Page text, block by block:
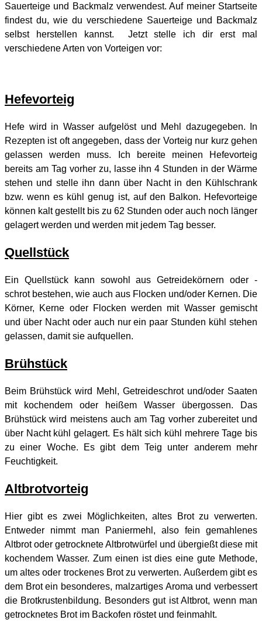
Sauerteige und Backmalz verwendest. Auf meiner Startseite
findest du, wie du verschiedene Sauerteige und Backmalz
selbst herstellen kannst. Jetzt stelle ich dir erst mal
verschiedene Arten von Vorteigen vor:
Hefevorteig
Hefe wird in Wasser aufgelöst und Mehl dazugegeben. In
Rezepten ist oft angegeben, dass der Vorteig nur kurz gehen
gelassen werden muss. Ich bereite meinen Hefevorteig
bereits am Tag vorher zu, lasse ihn 4 Stunden in der Wärme
stehen und stelle ihn dann über Nacht in den Kühlschrank
bzw. wenn es kühl genug ist, auf den Balkon. Hefevorteige
können kalt gestellt bis zu 62 Stunden oder auch noch länger
gelagert werden und werden mit jedem Tag besser.
Quellstück
Ein Quellstück kann sowohl aus Getreidekörnern oder -
schrot bestehen, wie auch aus Flocken und/oder Kernen. Die
Körner, Kerne oder Flocken werden mit Wasser gemischt
und über Nacht oder auch nur ein paar Stunden kühl stehen
gelassen, damit sie aufquellen.
Brühstück
Beim Brühstück wird Mehl, Getreideschrot und/oder Saaten
mit kochendem oder heißem Wasser übergossen. Das
Brühstück wird meistens auch am Tag vorher zubereitet und
über Nacht kühl gelagert. Es hält sich kühl mehrere Tage bis
zu einer Woche. Es gibt dem Teig unter anderem mehr
Feuchtigkeit.
Altbrotvorteig
Hier gibt es zwei Möglichkeiten, altes Brot zu verwerten.
Entweder nimmt man Paniermehl, also fein gemahlenes
Altbrot oder getrocknete Altbrotwürfel und übergießt diese mit
kochendem Wasser. Zum einen ist dies eine gute Methode,
um altes oder trockenes Brot zu verwerten. Außerdem gibt es
dem Brot ein besonderes, malzartiges Aroma und verbessert
die Brotkrustenbildung. Besonders gut ist Altbrot, wenn man
getrocknetes Brot im Backofen röstet und feinmahlt.